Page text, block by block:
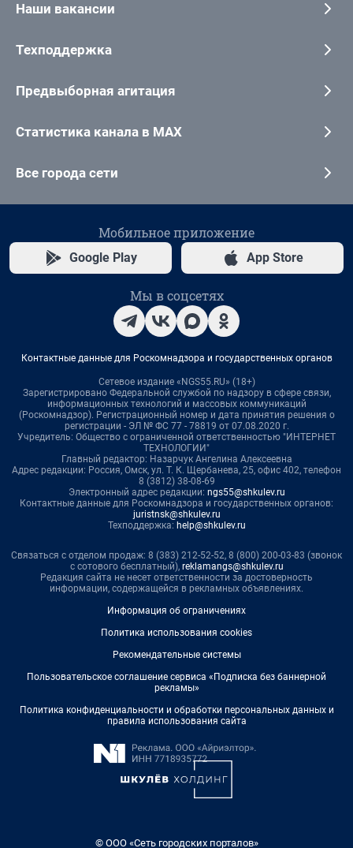
Наши вакансии
Техподдержка
Предвыборная агитация
Статистика канала в MAX
Все города сети
Мобильное приложение
Google Play App Store
Мы в соцсетях
Контактные данные для Роскомнадзора и государственных органов
Сетевое издание «NGS55.RU» (18+)
Зарегистрировано Федеральной службой по надзору в сфере связи,
информационных технологий и массовых коммуникаций
(Роскомнадзор). Регистрационный номер и дата принятия решения о
регистрации - ЭЛ № ФС 77 - 78819 от 07.08.2020 г.
Учредитель: Общество с ограниченной ответственностью "ИНТЕРНЕТ
ТЕХНОЛОГИИ"
Главный редактор: Назарчук Ангелина Алексеевна
Адрес редакции: Россия, Омск, ул. Т. К. Щербанева, 25, офис 402, телефон
8 (3812) 38-08-69
Электронный адрес редакции: ngs55@shkulev.ru
Контактные данные для Роскомнадзора и государственных органов:
juristnsk@shkulev.ru
Техподдержка: help@shkulev.ru
Связаться с отделом продаж: 8 (383) 212-52-52, 8 (800) 200-03-83 (звонок
с сотового бесплатный), reklamangs@shkulev.ru
Редакция сайта не несет ответственности за достоверность
информации, содержащейся в рекламных объявлениях.
Информация об ограничениях
Политика использования cookies
Рекомендательные системы
Пользовательское соглашение сервиса «Подписка без баннерной
рекламы»
Политика конфиденциальности и обработки персональных данных и
правила использования сайта
© ООО «Сеть городских порталов»